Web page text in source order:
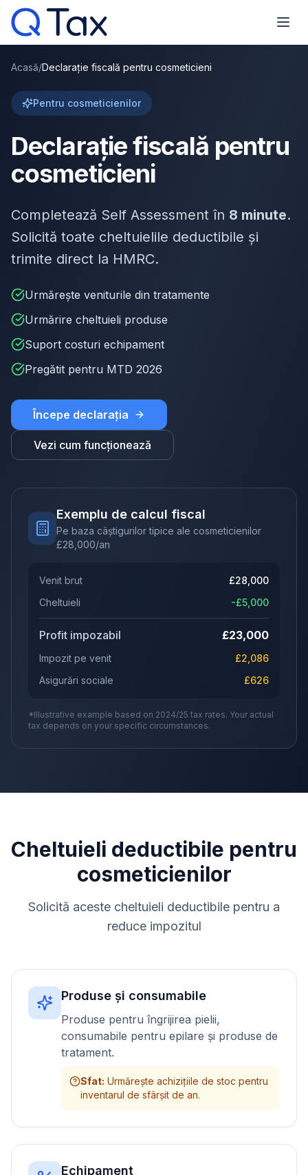
Acasă/Declarație fiscală pentru cosmeticieni
Pentru cosmeticienilor
Declarație fiscală pentru
cosmeticieni
Completează Self Assessment în 8 minute.
Solicită toate cheltuielile deductibile și
trimite direct la HMRC.
Urmărește veniturile din tratamente
Urmărire cheltuieli produse
Suport costuri echipament
Pregătit pentru MTD 2026
Începe declarația
Vezi cum funcționează
Exemplu de calcul fiscal
Pe baza câștigurilor tipice ale cosmeticienilor
£28,000/an
Venit brut £28,000
Cheltuieli
-£5,000
Profit impozabil £23,000
Impozit pe venit £2,086
Asigurări sociale
£626
*Illustrative example based on 2024/25 tax rates. Your actual
tax depends on your specific circumstances.
Cheltuieli deductibile pentru
cosmeticienilor
Solicită aceste cheltuieli deductibile pentru a
reduce impozitul
Produse și consumabile
Produse pentru îngrijirea pielii,
consumabile pentru epilare și produse de
tratament.
Sfat: Urmărește achizițiile de stoc pentru
inventarul de sfârșit de an.
Echipament